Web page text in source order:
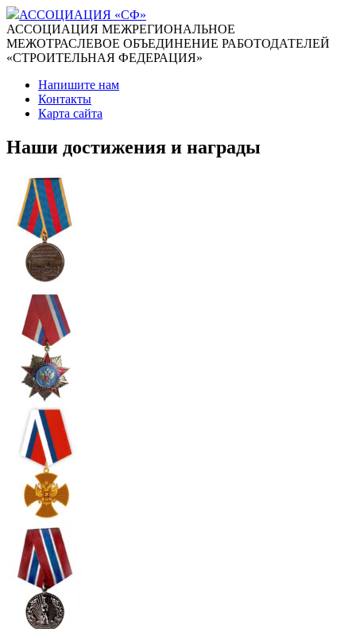
АССОЦИАЦИЯ «СФ»
АССОЦИАЦИЯ МЕЖРЕГИОНАЛЬНОЕ
МЕЖОТРАСЛЕВОЕ ОБЪЕДИНЕНИЕ РАБОТОДАТЕЛЕЙ
«СТРОИТЕЛЬНАЯ ФЕДЕРАЦИЯ»
Напишите нам
Контакты
Карта сайта
Наши достижения и награды